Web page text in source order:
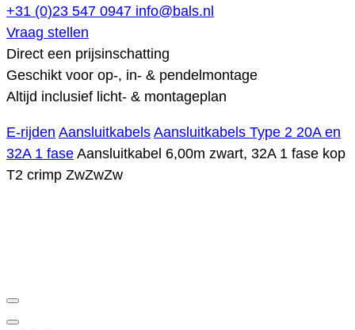
+31 (0)23 547 0947 info@bals.nl
Vraag stellen
Direct een prijsinschatting
Geschikt voor op-, in- & pendelmontage
Altijd inclusief licht- & montageplan
E-rijden Aansluitkabels Aansluitkabels Type 2 20A en
32A 1 fase Aansluitkabel 6,00m zwart, 32A 1 fase kop
T2 crimp ZwZwZw